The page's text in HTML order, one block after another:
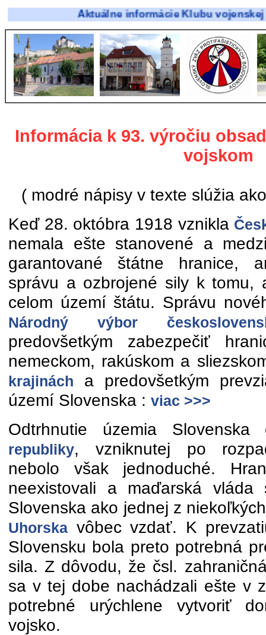
Aktuálne informácie Klubu vojenskej
Informácia k 93. výročiu
vojskom
( modré nápisy v texte slúžia
Keď 28. októbra 1918 vznikla
nemala ešte stanovené a
garantované štátne hranice,
správu a ozbrojené sily k tomu,
celom území štátu. Správu
Národný výbor
predovšetkým zabezpečiť
nemeckom, rakúskom a
krajinách
a predovšetkým
území Slovenska : viac >>>
Odtrhnutie územia
republiky, vzniknutej po
nebolo však jednoduché.
neexistovali a maďarská vláda
Slovenska ako jednej z
Uhorska vôbec vzdať. K
Slovensku bola preto potrebná
sila. Z dôvodu, že čsl.
sa v tej dobe nachádzali ešte v
potrebné urýchlene vytvoriť
vojsko.